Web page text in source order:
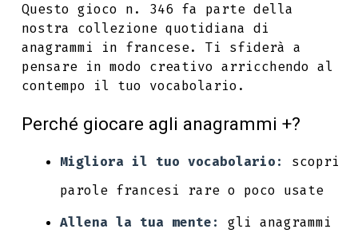
Questo gioco n. 346 fa parte della
nostra collezione quotidiana di
anagrammi in francese. Ti sfiderà a
pensare in modo creativo arricchendo al
contempo il tuo vocabolario.
Perché giocare agli anagrammi +?
Migliora il tuo vocabolario:
scopri
parole francesi rare o poco usate
Allena la tua mente:
gli anagrammi